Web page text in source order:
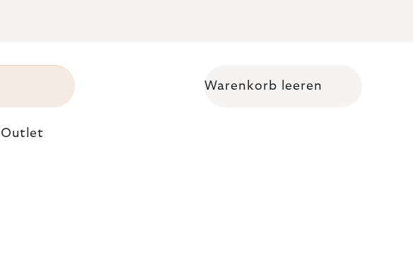
Warenkorb leeren
Outlet